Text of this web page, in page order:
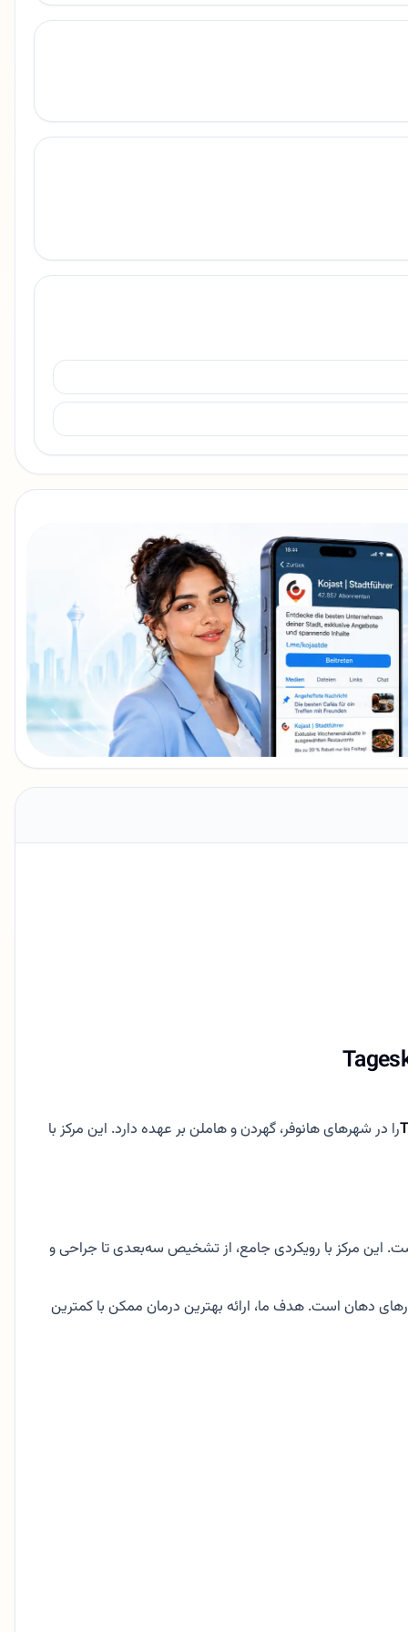
را در شهرهای هانوفر، گهردن و هاملن بر عهده دارد. این مرکز با
این مرکز با رویکردی جامع، از تشخیص سه‌بعدی تا جراحی و
دهان است. هدف ما، ارائه بهترین درمان ممکن با کمترین